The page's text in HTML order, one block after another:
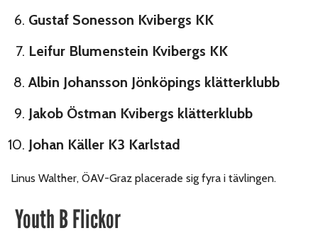
Gustaf Sonesson Kvibergs KK
Leifur Blumenstein Kvibergs KK
Albin Johansson Jönköpings klätterklubb
Jakob Östman Kvibergs klätterklubb
Johan Käller K3 Karlstad
Linus Walther, ÖAV-Graz placerade sig fyra i tävlingen.
Youth B Flickor